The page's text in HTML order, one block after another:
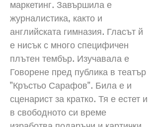
маркетинг. Завършила е
журналистика, както и
английската гимназия. Гласът й
е нисък с много специфичен
плътен тембър. Изучавала е
Говорене пред публика в театър
"Кръстьо Сарафов". Била е и
сценарист за кратко. Тя е естет и
в свободното си време